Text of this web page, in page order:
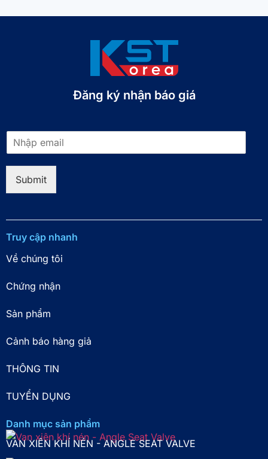
Đăng ký nhận báo giá​
m
*
Submit
Truy cập nhanh
Về chúng tôi
Chứng nhận
Sản phẩm
Cảnh báo hàng giả
THÔNG TIN
TUYỂN DỤNG
Danh mục sản phẩm
VAN XIÊN KHÍ NÉN - ANGLE SEAT VALVE